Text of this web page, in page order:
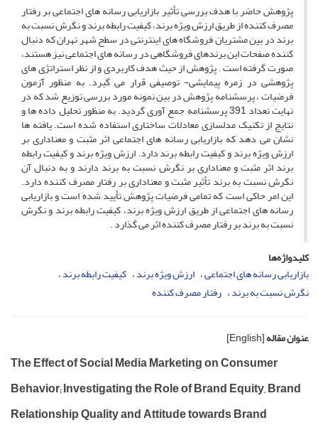
پژوهش حاضر با هدف بررسی تأثیر بازاریابی رسانه های اجتماعی بر رفتار
مصرف کننده از طریق ارزش ویژه برند، کیفیت رابطه برند و نگرش نسبت به
برند در بین مشتریان فروشگاه های اینترنتی در سطح شهر تهران که دنبال
کننده صفحات این برندهای فروشگاهی در رسانه های اجتماعی نیز هستند،
صورت گرفته است . پژوهش از حیث هدف کاربردی و از نظر استراتژی های
پژوهشی در زمره پیمایشی- توصیفی قرار می گیرد. به منظور آزمون
فرضیات ، پرسشنامه پژوهش در بین نمونه مورد بررسی توزیع شد که در
نهایت تعداد 391 پرسشنامه جمع آوری گردید. به منظور تحلیل داده ها و
نتایج از تکنیک مدلسازی معادلات ساختاری استفاده شده است. یافته ها
نشان می دهد که بازاریابی رسانه های اجتماعی اثر مثبت و معناداری بر
ارزش ویژه برند و کیفیت رابطه برند دارد. ارزش ویژه برند و کیفیت رابطه
برند اثر مثبت و معناداری بر نگرش نسبت به برند دارند و به دنبال آن
نگرش نسبت به برند تأثیر مثبت و معناداری بر رفتار مصرف کننده دارد.
این امر حاکی است که تمامی فرضیات پژوهش تأیید شده است و بازاریابی
رسانه های اجتماعی از طریق ارزش ویژه برند، کیفیت رابطه برند و نگرش
نسبت به برند بر رفتار مصرف کننده اثر می گذارد .
کلیدواژه‌ها
بازاریابی رسانه های اجتماعی ارزش ویژه برند کیفیت رابطه برند
نگرش نسبت به برند رفتار مصرف کننده
عنوان مقاله[English]
The Effect of Social Media Marketing on Consumer
Behavior; Investigating the Role of Brand Equity, Brand
Relationship Quality and Attitude towards Brand